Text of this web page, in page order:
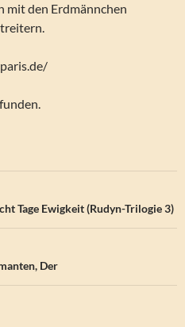
mit den Erdmännchen
Tage Ewigkeit (Rudyn-Trilogie 3)
Der